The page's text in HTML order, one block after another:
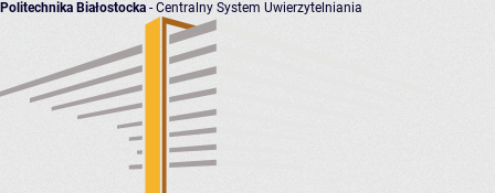
Politechnika Białostocka - Centralny System Uwierzytelniania